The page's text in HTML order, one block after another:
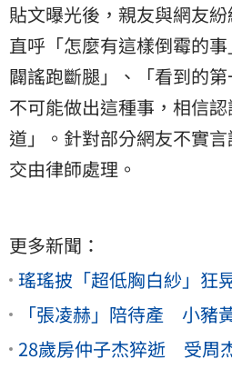
貼文曝光後，親友與網友
直呼「怎麼有這樣倒霉的
闢謠跑斷腿」、「看到的
不可能做出這種事，相信
道」。針對部分網友不實
交由律師處理。
更多新聞：
瑤瑤披「超低胸白紗」
「張凌赫」陪待產 小豬
28歲房仲子杰猝逝 受周